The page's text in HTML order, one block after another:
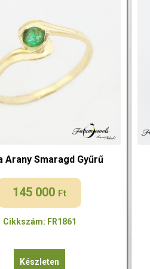
Arany Smaragd Gyűrű
145 000 Ft
Cikkszám: FR1861
Készleten